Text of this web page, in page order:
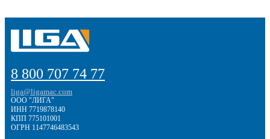
8 800 707 74 77
liga@ligamac.com
ООО "ЛИГА"
ИНН 7719878140
КПП 775101001
ОГРН 1147746483543